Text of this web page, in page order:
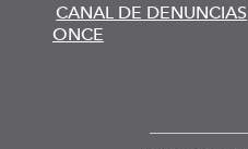
CANAL DE DENUNCIAS
ONCE